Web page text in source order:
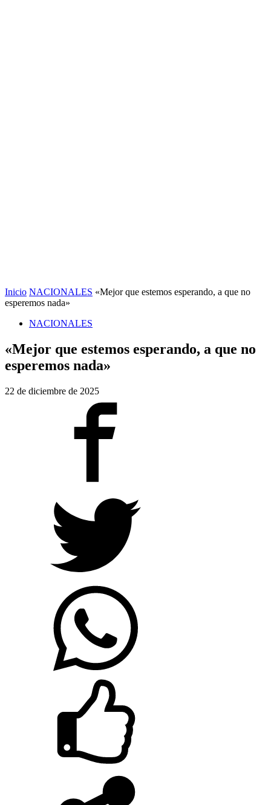
Inicio NACIONALES «Mejor que estemos esperando, a que no
esperemos nada»
NACIONALES
«Mejor que estemos esperando, a que no
esperemos nada»
22 de diciembre de 2025